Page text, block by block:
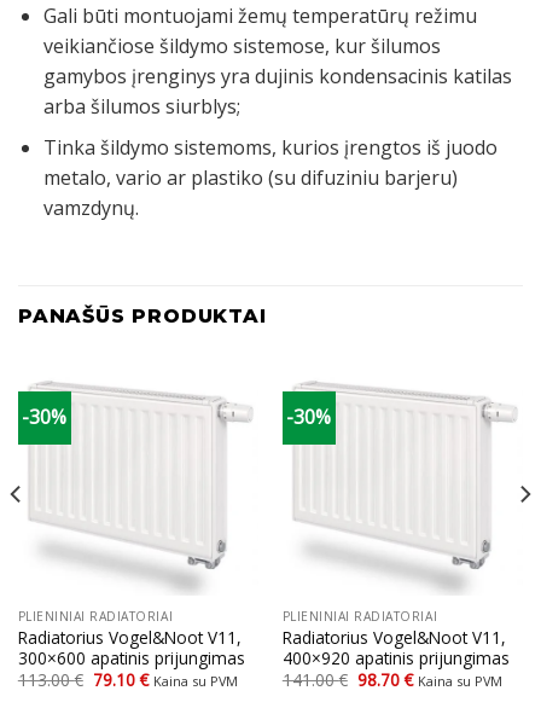
Gali būti montuojami žemų temperatūrų režimu
veikiančiose šildymo sistemose, kur šilumos
gamybos įrenginys yra dujinis kondensacinis katilas
arba šilumos siurblys;
Tinka šildymo sistemoms, kurios įrengtos iš juodo
metalo, vario ar plastiko (su difuziniu barjeru)
vamzdynų.
PANAŠŪS PRODUKTAI
-30%
PLIENINIAI RADIATORIAI
Radiatorius Vogel&Noot V11,
300×600 apatinis prijungimas
113.00€ Original
price
79.10€Current
price
Kaina su PVM
-30%
PLIENINIAI RADIATORIAI
Radiatorius Vogel&Noot V11,
400×920 apatinis prijungimas
141.00€ Original
price
98.70€Current
price
Kaina su PVM